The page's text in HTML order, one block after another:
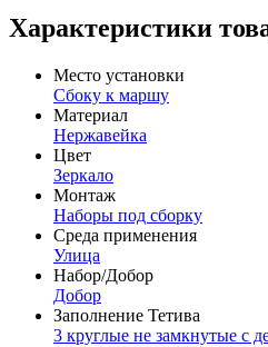
Характеристики
Место установки
Сбоку к маршу
Материал
Нержавейка
Цвет
Зеркало
Монтаж
Наборы под сборку
Среда применения
Улица
Набор/Добор
Добор
Заполнение Тетива
3 круглые не замкнутые с